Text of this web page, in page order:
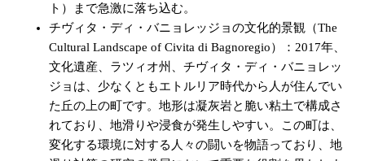
ト）まで急激に落ち込む。
チヴィタ・ディ・バニョレッジョの文化的景観（The
Cultural Landscape of Civita di Bagnoregio）：2017年、
文化遺産、ラツィオ州、チヴィタ・ディ・バニョレッ
ジョは、少なくともエトルリア時代から人が住んでい
た丘の上の町です。地形は凝灰岩と脆い粘土で構成さ
れており、地滑りや浸食が発生しやすい。この町は、
変化する環境に対する人々の闘いを物語っており、地